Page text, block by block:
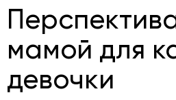
мамой для
девочки